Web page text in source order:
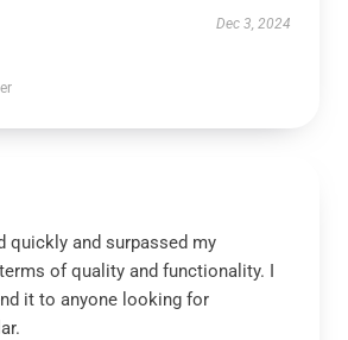
Dec 3, 2024
quickly and surpassed my
of quality and functionality. I
it to anyone looking for